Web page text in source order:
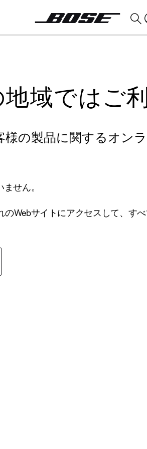
域ではご
の製品に関するオン
せん。
Webサイトにアクセスして、す